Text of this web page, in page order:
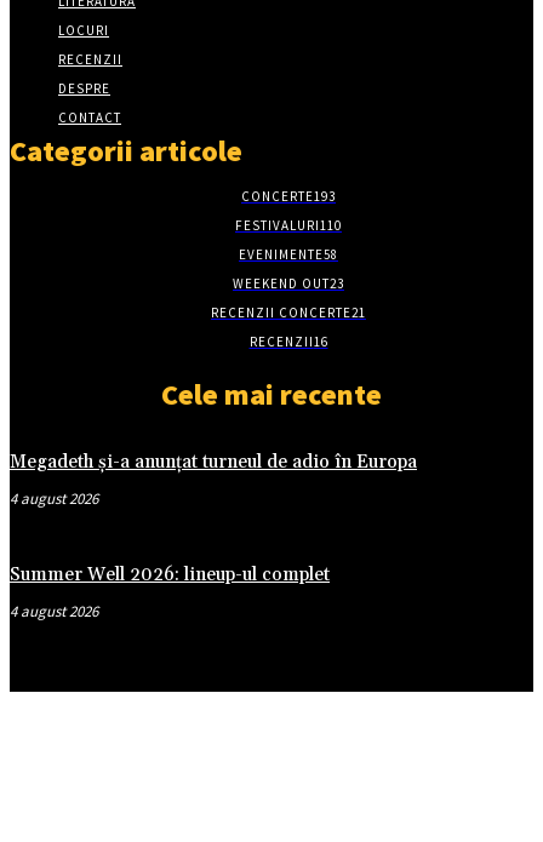
LOCURI
RECENZII
DESPRE
CONTACT
Categorii articole
CONCERTE193
FESTIVALURI110
EVENIMENTE58
WEEKEND OUT23
RECENZII CONCERTE21
RECENZII16
Cele mai recente
Megadeth și-a anunțat turneul de adio în Europa
4 august 2026
Summer Well 2026: lineup-ul complet
4 august 2026